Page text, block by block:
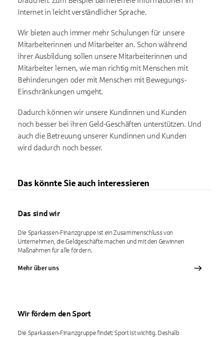
Internet in leicht verständlicher Sprache.
Wir bieten auch immer mehr Schulungen für unsere
Mitarbeiterinnen und Mitarbeiter an. Schon während
ihrer Ausbildung sollen unsere Mitarbeiterinnen und
Mitarbeiter lernen, wie man richtig mit Menschen mit
Behinderungen oder mit Menschen mit Bewegungs-
Einschränkungen umgeht.
Dadurch können wir unsere Kundinnen und Kunden
noch besser bei ihren Geld-Geschäften unterstützen. Und
auch die Betreuung unserer Kundinnen und Kunden
wird dadurch noch besser.
Das könnte Sie auch interessieren
Das sind wir
Die Sparkassen-Finanzgruppe ist ein Zusammenschluss von
Unternehmen, die Geldgeschäfte machen und mit den Gewinnen
Maßnahmen für alle fördern.
Mehr über uns
Wir fördern den Sport
Die Sparkassen-Finanzgruppe findet: Sport ist wichtig. Deshalb